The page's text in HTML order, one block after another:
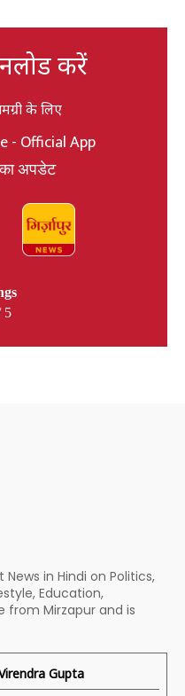
करें
के लिए
- Official App
अपडेट
5
News in Hindi on Politics,
Education,
from Mirzapur and is
Gupta